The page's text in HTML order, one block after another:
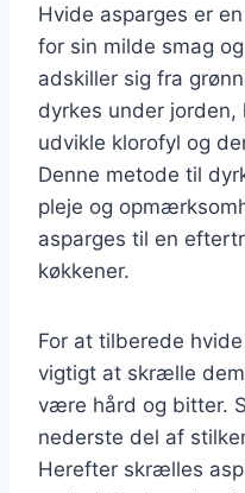
Hvide asparges er
for sin milde smag
adskiller sig fra
dyrkes under
udvikle klorofyl og
Denne metode til
pleje og
asparges til en
køkkener.
For at tilberede
vigtigt at skrælle
være hård og bitter.
nederste del af
Herefter skrælles